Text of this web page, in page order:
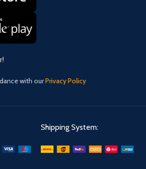
with ourPrivacy Policy
Shipping System: